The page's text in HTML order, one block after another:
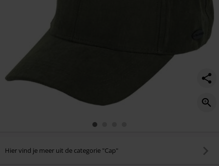
Hier vind je meer uit de categorie "Cap"